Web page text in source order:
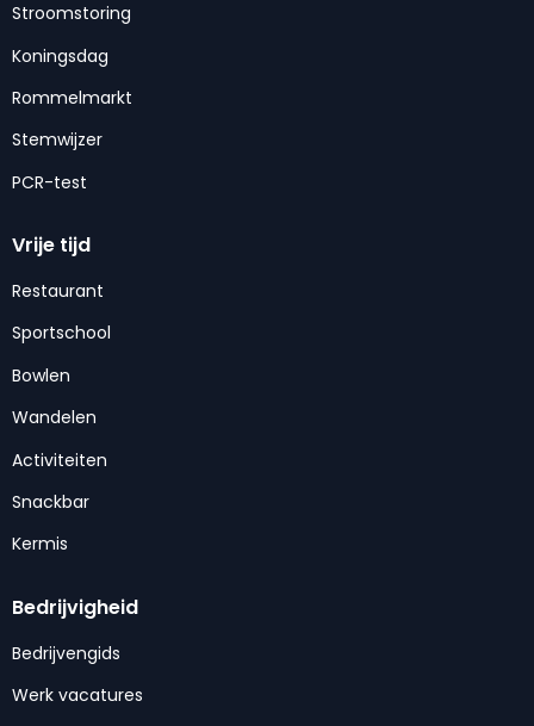
Stroomstoring
Koningsdag
Rommelmarkt
Stemwijzer
PCR-test
Vrije tijd
Restaurant
Sportschool
Bowlen
Wandelen
Activiteiten
Snackbar
Kermis
Bedrijvigheid
Bedrijvengids
Werk vacatures